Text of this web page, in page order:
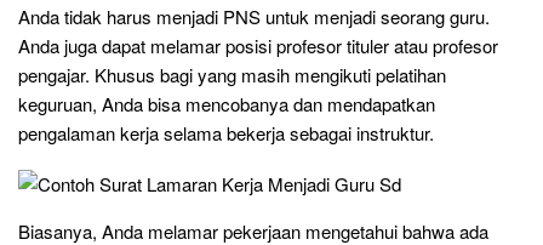
Anda tidak harus menjadi PNS untuk menjadi seorang guru.
Anda juga dapat melamar posisi profesor tituler atau profesor
pengajar. Khusus bagi yang masih mengikuti pelatihan
keguruan, Anda bisa mencobanya dan mendapatkan
pengalaman kerja selama bekerja sebagai instruktur.
Biasanya, Anda melamar pekerjaan mengetahui bahwa ada